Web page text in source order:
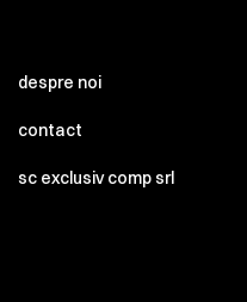
despre noi
contact
sc exclusiv comp srl